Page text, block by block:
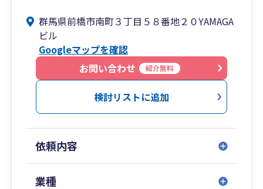
本来の業務以外にも多岐にわたるサービスを提供
しております。
企業と経営者様の３年後・５年後・１０年後を見
据えたトータルサポートが弊社のモットーです。
私たちは、お客さまが本当に求めていることにフ
ォーカスし、利益を減らすのではなく、増やすこ
とによって貢献してまいります。
お客様に寄り添い、企業として、個人としてより
良い信頼関係を築けるよう努力してまいります。
従業員の心身の健康を大切にし、個人・チームワ
群馬県前橋市南町３丁目５８番地２０YAMAGA
ビル
Googleマップを確認
お問い合わせ
紹介無料
検討リストに追加
依頼内容
業種